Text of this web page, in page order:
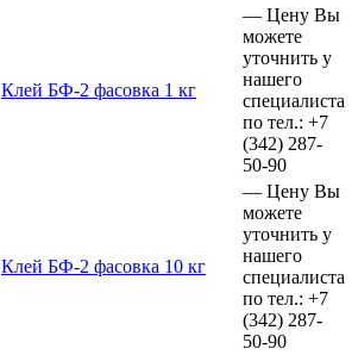
Клей БФ-2 фасовка 1 кг
— Цену Вы
можете
уточнить у
нашего
специалиста
по тел.: +7
(342) 287-
50-90
Клей БФ-2 фасовка 10 кг
— Цену Вы
можете
уточнить у
нашего
специалиста
по тел.: +7
(342) 287-
50-90